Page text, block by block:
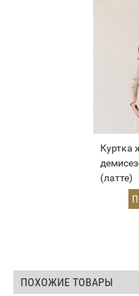
Куртка
(латте)
ПОХОЖИЕ ТОВАРЫ